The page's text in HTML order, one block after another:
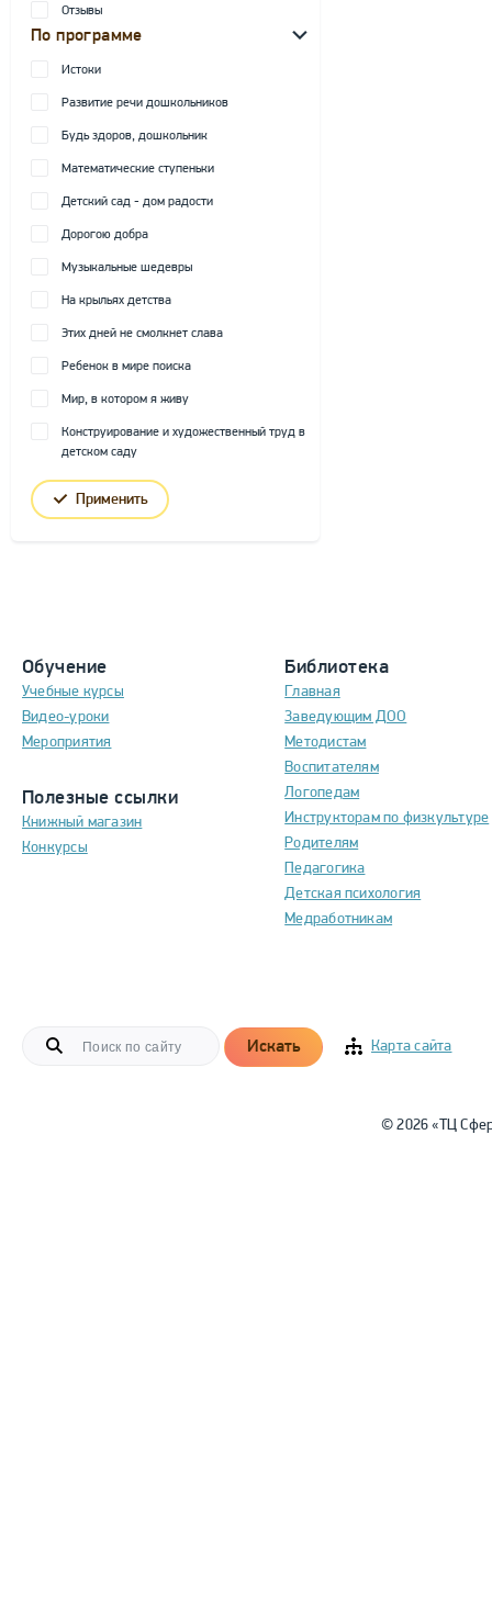
Отзывы
По программе
Истоки
Развитие речи дошкольников
Будь здоров, дошкольник
Математические ступеньки
Детский сад - дом радости
Дорогою добра
Музыкальные шедевры
На крыльях детства
Этих дней не смолкнет слава
Ребенок в мире поиска
Мир, в котором я живу
Конструирование и художественный труд в
детском саду
Применить
Обучение
Учебные курсы
Видео-уроки
Мероприятия
Полезные ссылки
Книжный магазин
Конкурсы
Библиотека
Главная
Заведующим ДОО
Методистам
Воспитателям
Логопедам
Инструкторам по физкультуре
Родителям
Педагогика
Детская психология
Медработникам
Искать Карта сайта
© 2026 «ТЦ